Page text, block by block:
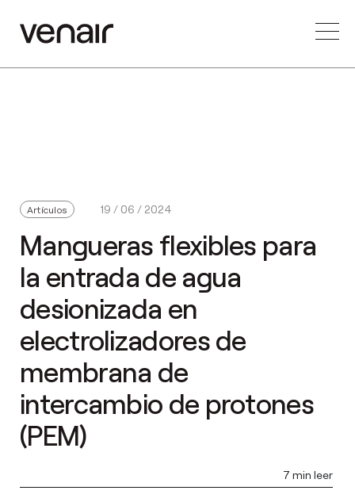
Artículos 19 / 06 / 2024
Mangueras flexibles para
la entrada de agua
desionizada en
electrolizadores de
membrana de
intercambio de protones
(PEM)
7 min leer